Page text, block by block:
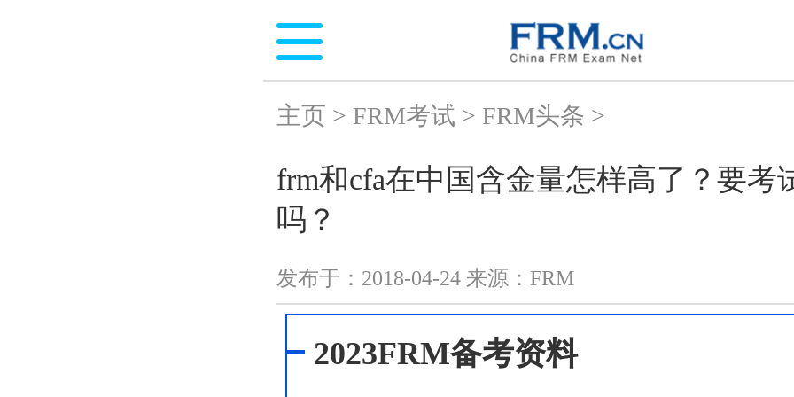
主页 > FRM考试 > FRM头条 >
frm和cfa在中国含金量怎样高了？要考
吗？
发布于： 2018-04-24 来源： FRM
2023FRM备考资料